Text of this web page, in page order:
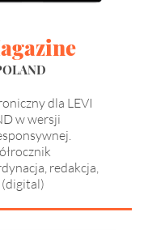
dla LEVI
w wersji
redakcja,
(digital)